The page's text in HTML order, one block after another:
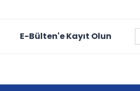
E-Bülten'e Kayıt Olun